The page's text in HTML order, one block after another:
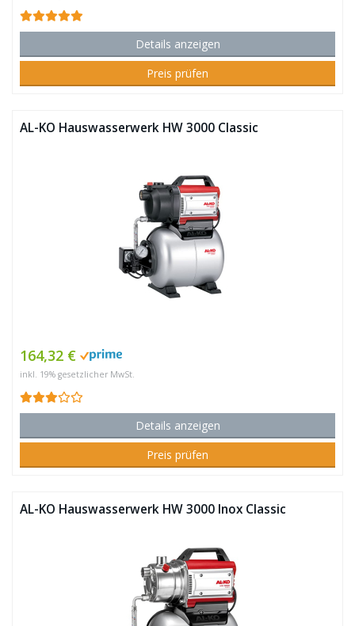
Details anzeigen
Preis prüfen
AL-KO Hauswasserwerk HW 3000 Classic
164,32 €
inkl. 19% gesetzlicher MwSt.
Details anzeigen
Preis prüfen
AL-KO Hauswasserwerk HW 3000 Inox Classic